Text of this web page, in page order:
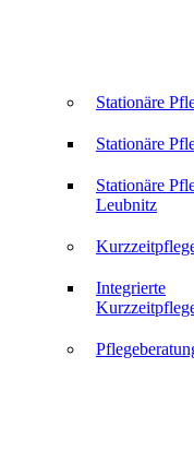
Stationäre
Stationäre
Stationäre
Leubnitz
Integrierte